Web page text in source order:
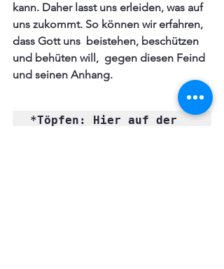
kann. Daher lasst uns erleiden, was auf
uns zukommt. So können wir erfahren,
dass Gott uns  beistehen, beschützen
und behüten will,  gegen diesen Feind
und seinen Anhang.
*Töpfen: Hier auf der